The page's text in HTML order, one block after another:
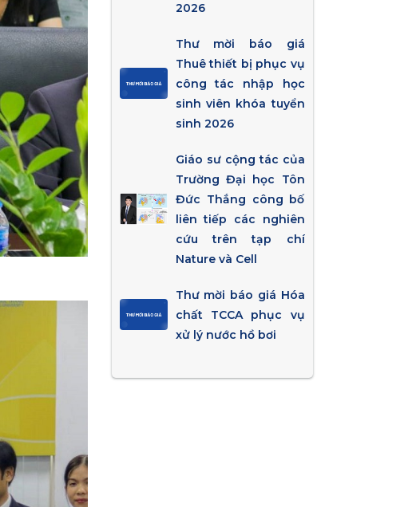
2026
Thư mời báo giá
Thuê thiết bị phục vụ
công tác nhập học
sinh viên khóa tuyển
sinh 2026
Giáo sư cộng tác của
Trường Đại học Tôn
Đức Thắng công bố
liên tiếp các nghiên
cứu trên tạp chí
Nature và Cell
Thư mời báo giá Hóa
chất TCCA phục vụ
xử lý nước hồ bơi